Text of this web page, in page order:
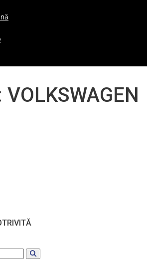
VOLKSWAGEN